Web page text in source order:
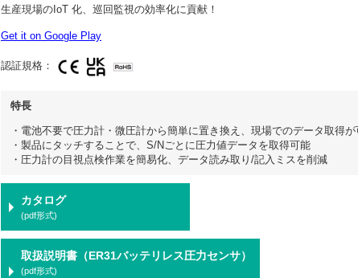
生産現場のIoT 化、巡回監視の効率化に貢献！
Get it on Google Play
認証規格：
特長
・電池不要で圧力計・微圧計から簡単に置き換え、現場でのデータ取得が
・製品にタッチすることで、S/Nごとに圧力値データを取得可能
・圧力計の目視点検作業を簡易化、データ読み取り/記入ミスを削減
カタログ
(pdf形式)
取扱説明書（ER31バッテリレス圧力センサ）
(pdf形式)